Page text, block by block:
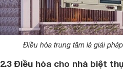
Điều hòa trung tâm là giải
2.3 Điều hòa cho nhà biệt